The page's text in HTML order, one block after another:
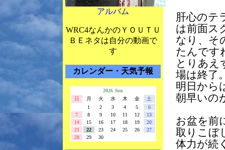
アルバム
WRC4なんかのＹＯＵＴＵ
ＢＥネタは自分の動画で
す
カレンダー・天気予報
2026 Jun
日
月 火 水 木 金
土
1
2 3 4 5
6
7
8 9 10 11 12
13
14
15 16 17 18 19
20
21
22 23 24 25 26
27
28
29 30
肝心のテ
は前面ス
なり、そ
たんです
とりあえ
場は終了
明日から
朝早いの
お盆を前
取りこぼ
体力が続